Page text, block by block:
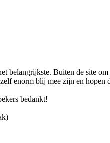
belangrijkste. Buiten de site
enorm blij mee zijn en hopen
bedankt!